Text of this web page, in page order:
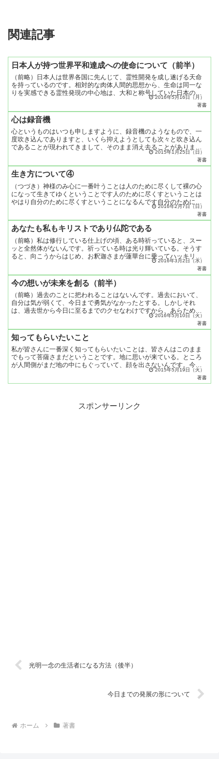
関連記事
日本人が持つ世界平和達成への使命について（前半）
（前略）日本人は世界各国に先んじて、霊性開発を成し遂げる天命
を持っているのです。相対的な肉体人間的思想から、生命は同一な
りを実感できる霊性発現の中心地は、大和と称号していた日本の国
であり、日本人なのであります。日本人は右のもの左のもの、縦
2016年5月16日（月）
著書
心は録音機
心というものはいつも申しますように、録音機のようなもので、一
度吹き込んでありますと、いくら抑えようとしても次々と吹き込ん
であることが現われてきまして、そのまま消え去ることがありませ
ん。そこで、抑えつけようとしないで、それまでの想念や事柄と
2015年1月25日（日）
著書
生き方について④
（つづき）神様のみ心に一番叶うことは人のために尽くして裸の心
になって生きてゆくということです人のために尽くすということは
やはり自分のために尽くすということになるんです自分のために尽
くすということは自分の本心のために働くこと調和な世界をつく
2016年2月7日（日）
著書
あなたも私もキリストであり仏陀である
（前略）私は修行している仕上げの頃、ある時祈っていると、スー
ッと全然体がないんです。祈っている時は光り輝いている。そうす
ると、向こうからはじめ、お釈迦さまが蓮華台に乗ってハッキリ現
われ、それで宝珠（ほうじゅ）を二つくれたり、お榊（さかき）
2016年3月2日（水）
著書
今の想いが未来を創る（前半）
（前略）過去のことに把われることはないんです。過去において、
自分は気が弱くて、今日まで勇気がなかったとする。しかしそれ
は、過去世から今日に至るまでのクセなわけですから、あらため
て、自分の好ましい人間につくり返ればいいわけです。自分は西郷
2016年5月10日（火）
著書
知ってもらいたいこと
私が皆さんに一番深く知ってもらいたいことは、皆さんはこのまま
でもって菩薩さまだということです。地に思いが来ている。ところ
が人間側がまだ地の中にもぐっていて、顔を出さないんです。今、
世界平和の祈りをすればいいな、とわかって来て、だんだん顔を
2015年5月19日（火）
著書
スポンサーリンク
光明一念の生活者になる方法（後半）
今日までの発展の形について
ホーム 著書